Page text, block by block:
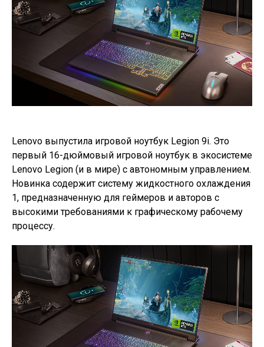
Lenovo выпустила игровой ноутбук Legion 9i. Это
первый 16-дюймовый игровой ноутбук в экосистеме
Lenovo Legion (и в мире) с автономным управлением.
Новинка содержит систему жидкостного охлаждения
1, предназначенную для геймеров и авторов с
высокими требованиями к графическому рабочему
процессу.